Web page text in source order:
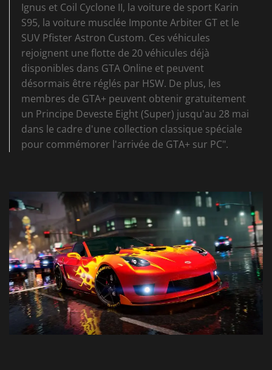
Ignus et Coil Cyclone II, la voiture de sport Karin
S95, la voiture musclée Imponte Arbiter GT et le
SUV Pfister Astron Custom. Ces véhicules
rejoignent une flotte de 20 véhicules déjà
disponibles dans GTA Online et peuvent
désormais être réglés par HSW. De plus, les
membres de GTA+ peuvent obtenir gratuitement
un Principe Deveste Eight (Super) jusqu'au 28 mai
dans le cadre d'une collection classique spéciale
pour commémorer l'arrivée de GTA+ sur PC".